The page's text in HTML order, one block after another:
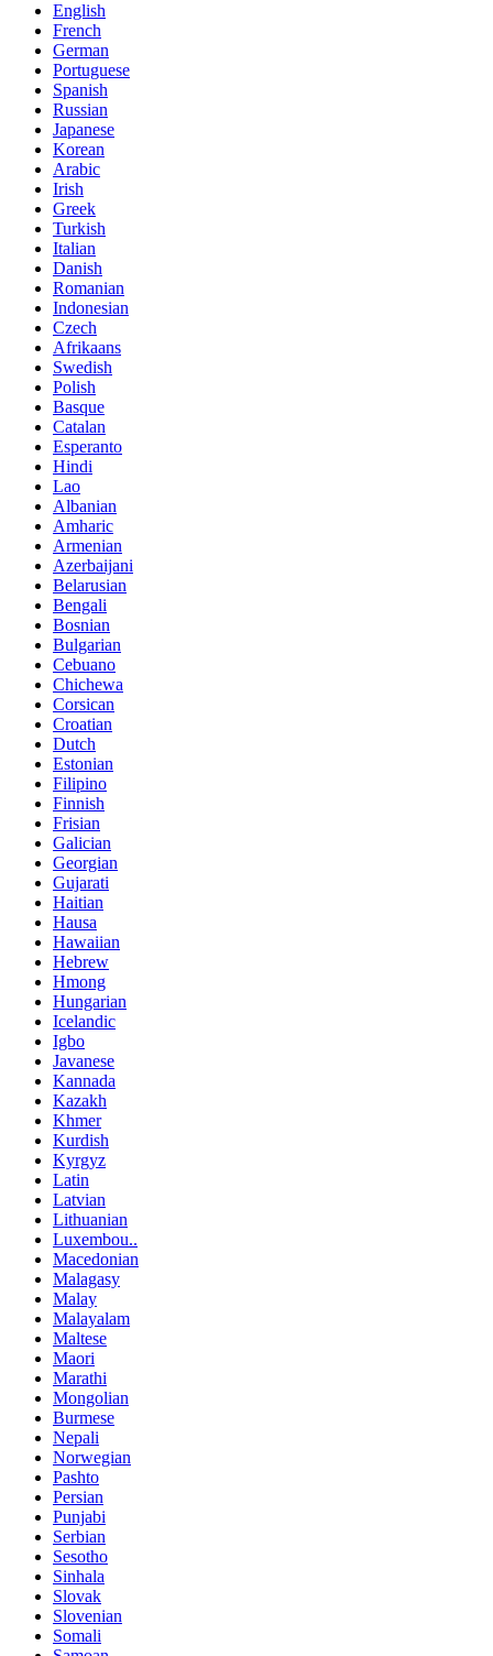
English
French
German
Portuguese
Spanish
Russian
Japanese
Korean
Arabic
Irish
Greek
Turkish
Italian
Danish
Romanian
Indonesian
Czech
Afrikaans
Swedish
Polish
Basque
Catalan
Esperanto
Hindi
Lao
Albanian
Amharic
Armenian
Azerbaijani
Belarusian
Bengali
Bosnian
Bulgarian
Cebuano
Chichewa
Corsican
Croatian
Dutch
Estonian
Filipino
Finnish
Frisian
Galician
Georgian
Gujarati
Haitian
Hausa
Hawaiian
Hebrew
Hmong
Hungarian
Icelandic
Igbo
Javanese
Kannada
Kazakh
Khmer
Kurdish
Kyrgyz
Latin
Latvian
Lithuanian
Luxembou..
Macedonian
Malagasy
Malay
Malayalam
Maltese
Maori
Marathi
Mongolian
Burmese
Nepali
Norwegian
Pashto
Persian
Punjabi
Serbian
Sesotho
Sinhala
Slovak
Slovenian
Somali